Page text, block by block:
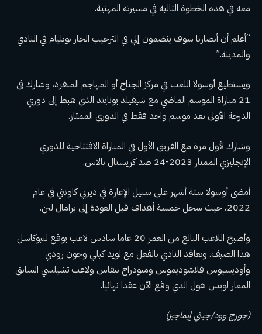
معه في هذه الخطوة التالية في مسيرته المهنية.
“أعلم أن أنصارنا سوف ينضمون إلي في الترحيب الحار بويليام في النادي
والمدينة.”
ويستطيع أوسولا اللعب في مركز الجناح أو المهاجم المنفرد، وشارك في
21 مباراة الموسم الماضي مع شيفيلد يونايتد الذي هبط إلى دوري
الدرجة الأولى بعد موسم واحد فقط في الدوري الممتاز.
وشارك لأول مرة مع الفريق الأول في المباراة الافتتاحية للدوري
الإنجليزي الممتاز 2023-24 ضد كريستال بالاس.
أمضى أوسولا ستة أشهر على سبيل الإعارة في ديربي كاونتي في عام
2022، حيث سجل خمسة أهداف قبل العودة إلى برامال لين.
وأصبح اللاعب البالغ من العمر 20 عاما سادس لاعب يوقع لنيوكاسل
هذا الصيف. وتعاقد النادي بالفعل مع لويد كيلي وجون رودي
وأوديسيوس فلاشوديموس وميودراج بيفاس ولاعب تشيلسي السابق
المعار لويس هول الذي وقع الآن عقدا نهائيا.
(جورج وود/جيتي إيماجيز)